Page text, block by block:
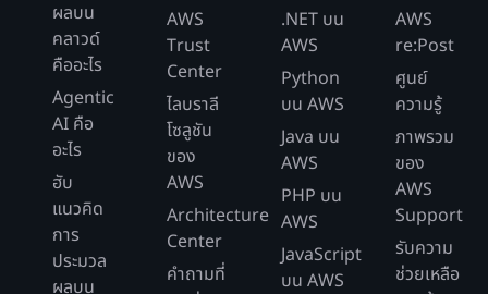
ผลบน
คลาวด์
คืออะไร
Agentic
AI คือ
อะไร
ฮับ
แนวคิด
การ
ประมวล
ผลบน
AWS
Trust
Center
ไลบราลี
โซลูชัน
ของ
AWS
Architecture
Center
คำถามที่
.NET บน
AWS
Python
บน AWS
Java บน
AWS
PHP บน
AWS
JavaScript
บน AWS
AWS
re:Post
ศูนย์
ความรู้
ภาพรวม
ของ
AWS
Support
รับความ
ช่วยเหลือ